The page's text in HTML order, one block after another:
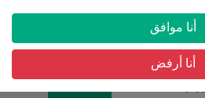
بآخر أخبار المجلس
التسجيل
أنا موافق
أنا أرفض